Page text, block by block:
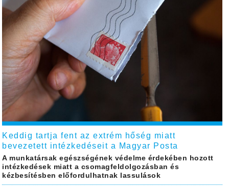
Keddig tartja fent az extrém hőség miatt
bevezetett intézkedéseit a Magyar Posta
A munkatársak egészségének védelme érdekében hozott
intézkedések miatt a csomagfeldolgozásban és
kézbesítésben előfordulhatnak lassulások